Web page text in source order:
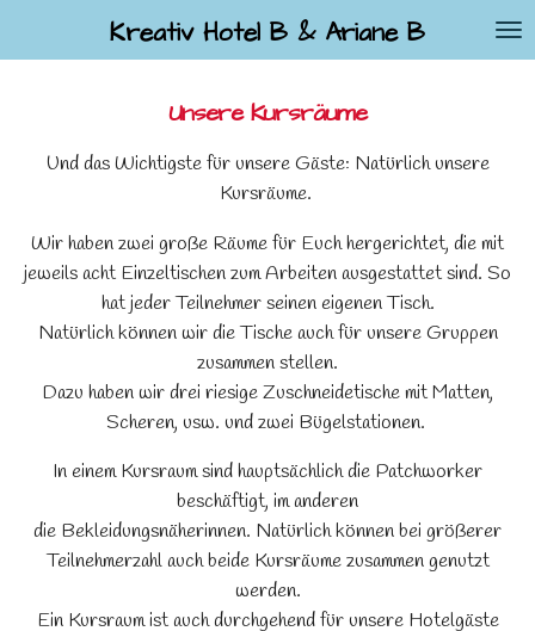
Hauptinhalt
Kreativ Hotel B & Ariane B
Unsere Kursräume
Und das Wichtigste für unsere Gäste: Natürlich unsere
Kursräume.
Wir haben zwei große Räume für Euch hergerichtet, die mit
jeweils acht Einzeltischen zum Arbeiten ausgestattet sind. So
hat jeder Teilnehmer seinen eigenen Tisch.
Natürlich können wir die Tische auch für unsere Gruppen
zusammen stellen.
Dazu haben wir drei riesige Zuschneidetische mit Matten,
Scheren, usw. und zwei Bügelstationen.
In einem Kursraum sind hauptsächlich die Patchworker
beschäftigt, im anderen
die Bekleidungsnäherinnen. Natürlich können bei größerer
Teilnehmerzahl auch beide Kursräume zusammen genutzt
werden.
Ein Kursraum ist auch durchgehend für unsere Hotelgäste